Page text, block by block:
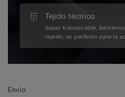
Tejido técnico
Súper transpirable,
rápido, es perfecto para la
Envío